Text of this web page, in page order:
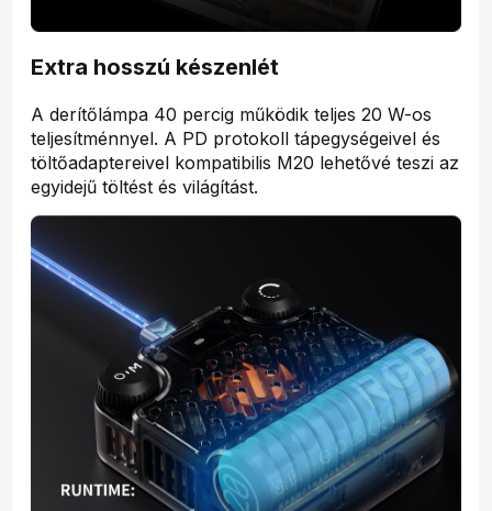
Extra hosszú készenlét
A derítőlámpa 40 percig működik teljes 20 W-os
teljesítménnyel. A PD protokoll tápegységeivel és
töltőadaptereivel kompatibilis M20 lehetővé teszi az
egyidejű töltést és világítást.